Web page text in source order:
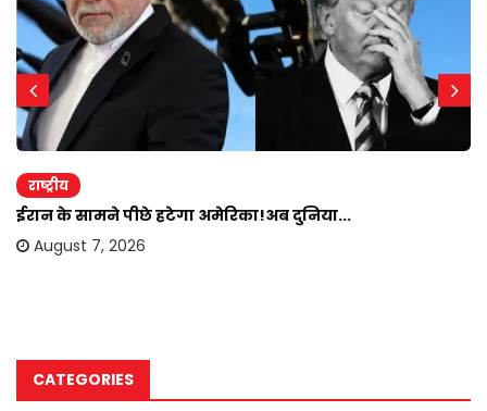
राष्ट्रीय
ईरान के सामने पीछे हटेगा अमेरिका!अब दुनिया...
August 7, 2026
CATEGORIES